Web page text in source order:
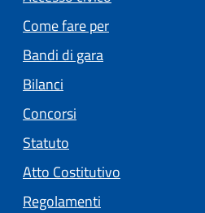
Come fare per
Bandi di gara
Bilanci
Concorsi
Statuto
Atto Costitutivo
Regolamenti